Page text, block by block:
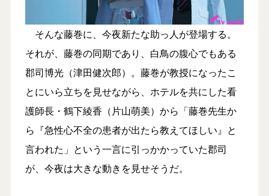
そんな藤巻に、今夜新たな助っ人が登場する。
それが、藤巻の同期であり、白鳥の腹心でもある
郡司博光（津田健次郎）。藤巻が教授になったこ
とにいら立ちを見せながら、ホテルを共にした看
護師長・鶴下綾香（片山萌美）から「藤巻先生か
ら『急性心不全の患者が出たら教えてほしい』と
言われた」という一言に引っかかっていた郡司
が、今夜は大きな動きを見せそうだ。